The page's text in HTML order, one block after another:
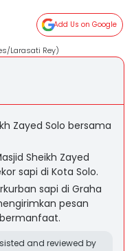
Add Us on Google
Larasati Rey)
Zayed Solo bersama
Sheikh Zayed
sapi di Kota Solo.
sapi di Graha
pesan
and reviewed by